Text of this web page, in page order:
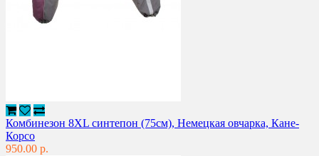
Комбинезон 8XL синтепон (75см), Немецкая овчарка, Кане-
Корсо
950.00 р.